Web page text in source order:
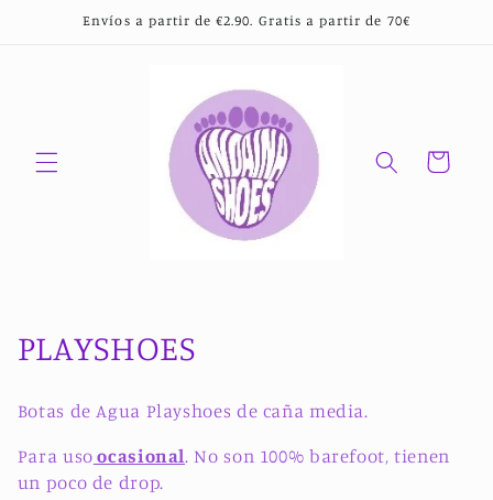
directamenteEnvíos a partir de €2.90. Gratis a partir de 70€
Carrito
C
e
PLAYSHOES
Botas de Agua Playshoes de caña media.
Para uso ocasional. No son 100% barefoot, tienen
un poco de drop.